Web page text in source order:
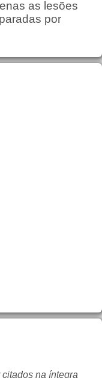
as lesões
por
na íntegra